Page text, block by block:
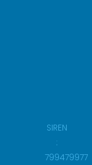
SIREN
:
799479977